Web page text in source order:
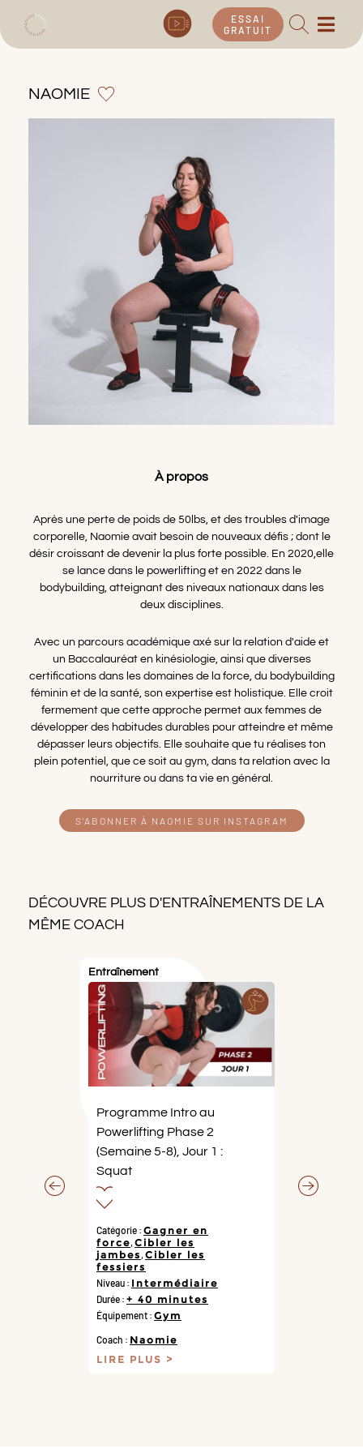
ESSAI
GRATUIT
NAOMIE
À propos
Après une perte de poids de 50lbs, et des troubles d'image
corporelle, Naomie avait besoin de nouveaux défis ; dont le
désir croissant de devenir la plus forte possible. En 2020,elle
se lance dans le powerlifting et en 2022 dans le
bodybuilding, atteignant des niveaux nationaux dans les
deux disciplines.
Avec un parcours académique axé sur la relation d'aide et
un Baccalauréat en kinésiologie, ainsi que diverses
certifications dans les domaines de la force, du bodybuilding
féminin et de la santé, son expertise est holistique. Elle croit
fermement que cette approche permet aux femmes de
développer des habitudes durables pour atteindre et même
dépasser leurs objectifs. Elle souhaite que tu réalises ton
plein potentiel, que ce soit au gym, dans ta relation avec la
nourriture ou dans ta vie en général.
S'ABONNER À NAOMIE SUR INSTAGRAM
DÉCOUVRE PLUS D'ENTRAÎNEMENTS DE LA
MÊME COACH
Entraînement
Programme Intro au
Powerlifting Phase 2
(Semaine 5-8), Jour 1 :
Squat
Catégorie : Gagner en
force,Cibler les
jambes ,Cibler les
fessiers
Niveau : Intermédiaire
Durée : + 40 minutes
Équipement : Gym
Coach : Naomie
LIRE PLUS